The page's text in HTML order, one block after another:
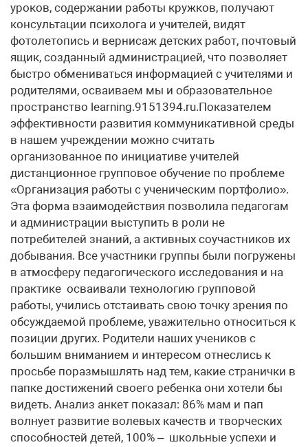
уроков, содержании работы кружков, получают
консультации психолога и учителей, видят
фотолетопись и вернисаж детских работ, почтовый
ящик, созданный администрацией, что позволяет
быстро обмениваться информацией с учителями и
родителями, осваиваем мы и образовательное
пространство learning.9151394.ru.Показателем
эффективности развития коммуникативной среды
в нашем учреждении можно считать
организованное по инициативе учителей
дистанционное групповое обучение по проблеме
«Организация работы с ученическим портфолио».
Эта форма взаимодействия позволила педагогам
и администрации выступить в роли не
потребителей знаний, а активных соучастников их
добывания. Все участники группы были погружены
в атмосферу педагогического исследования и на
практике осваивали технологию групповой
работы, учились отстаивать свою точку зрения по
обсуждаемой проблеме, уважительно относиться к
позиции других. Родители наших учеников с
большим вниманием и интересом отнеслись к
просьбе поразмышлять над тем, какие странички в
папке достижений своего ребенка они хотели бы
видеть. Анализ анкет показал: 86% мам и пап
волнует развитие волевых качеств и творческих
способностей детей, 100% – школьные успехи и